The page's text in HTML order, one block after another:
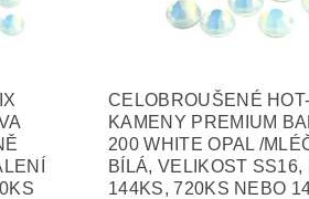
CELOBROUŠENÉ
KAMENY PREMIUM
200 WHITE OPAL /
BÍLÁ, VELIKOST SS16,
144KS, 720KS NEBO